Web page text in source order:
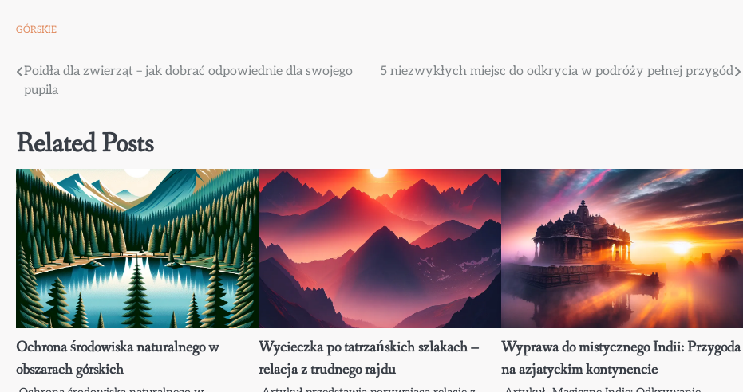
GÓRSKIE
Nawigacja
wpisu
Poidła dla zwierząt – jak dobrać odpowiednie dla swojego
pupila
5 niezwykłych miejsc do odkrycia w podróży pełnej przygód
Related Posts
Ochrona środowiska naturalnego w
obszarach górskich
Wycieczka po tatrzańskich szlakach –
relacja z trudnego rajdu
Wyprawa do mistycznego Indii: Przygoda
na azjatyckim kontynencie